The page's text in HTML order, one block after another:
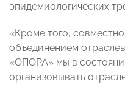
эпидемиологических
«Кроме того,
объединением
«ОПОРА» мы в
организовывать